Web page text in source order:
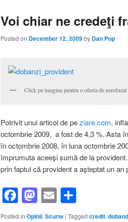
Voi chiar ne credeţi
Posted on December 12, 2009by Dan Pop
Click pe imagine pentru o oferta de
Potrivit unui articol de peziare.com,
octombrie 2009, a fost de 4,3 %. Asta
în octombrie 2008, în luna octombrie
împrumuta aceeşi sumă de la
prin faptul că provident a aşteptat un
Facebook
Mastodon
Email
Posted in Opinii, Scurte | Tagged credit,